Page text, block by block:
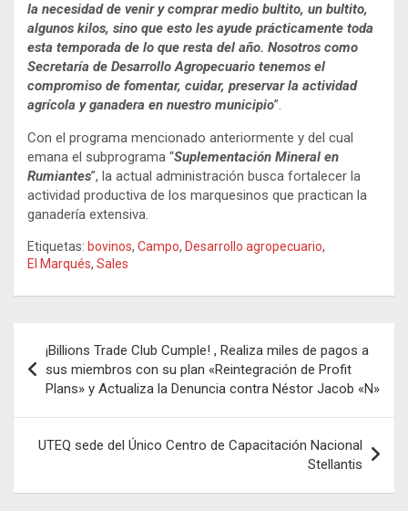
la necesidad de venir y comprar medio bultito, un bultito,
algunos kilos, sino que esto les ayude prácticamente toda
esta temporada de lo que resta del año. Nosotros como
Secretaría de Desarrollo Agropecuario tenemos el
compromiso de fomentar, cuidar, preservar la actividad
agrícola y ganadera en nuestro municipio”.
Con el programa mencionado anteriormente y del cual
emana el subprograma “Suplementación Mineral en
Rumiantes”, la actual administración busca fortalecer la
actividad productiva de los marquesinos que practican la
ganadería extensiva.
Etiquetas: bovinos, Campo, Desarrollo agropecuario,
El Marqués, Sales
de
entradas
¡Billions Trade Club Cumple! , Realiza miles de pagos a
sus miembros con su plan «Reintegración de Profit
Plans» y Actualiza la Denuncia contra Néstor Jacob «N»
UTEQ sede del Único Centro de Capacitación Nacional
Stellantis